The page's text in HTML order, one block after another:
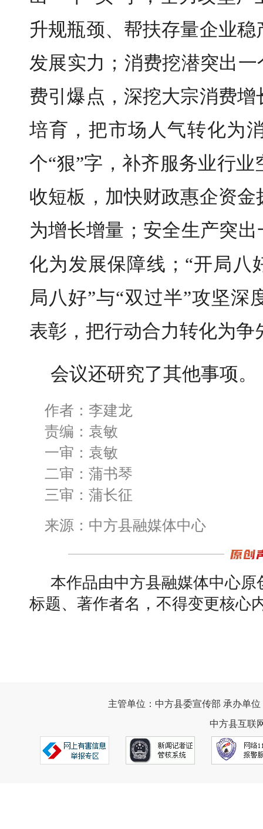
升规瓶颈、帮扶存量企业
发展实力；消费挖潜突出
费引爆点，深挖大宗消费
培育，把市场人气转化为
个“狠”字，补齐服务业行
收短板，加快财政惠企资
为增长增量；安全生产突
化为发展保障线；“开局八
局八好”与“双过半”攻坚深
表彰，把行动合力转化为争
会议还研究了其他事项。
作者：李建龙
责编：袁敏
一审：袁敏
二审：蒲书琴
三审：蒲长征
来源：中方县融媒体中心
本作品由中方县融媒体中心
标题、著作者名，不得变更核心
主管单位：中方县委宣传部 承办单
中方县互联